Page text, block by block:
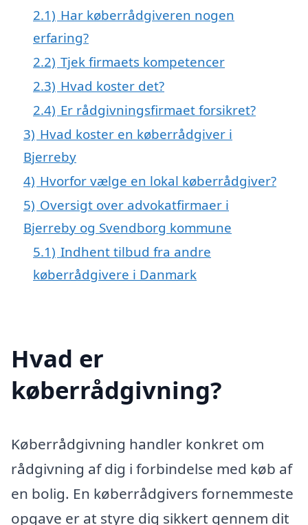
2.1) Har køberrådgiveren nogen
erfaring?
2.2) Tjek firmaets kompetencer
2.3) Hvad koster det?
2.4) Er rådgivningsfirmaet forsikret?
3) Hvad koster en køberrådgiver i
Bjerreby
4) Hvorfor vælge en lokal køberrådgiver?
5) Oversigt over advokatfirmaer i
Bjerreby og Svendborg kommune
5.1) Indhent tilbud fra andre
køberrådgivere i Danmark
Hvad er
køberrådgivning?
Køberrådgivning handler konkret om
rådgivning af dig i forbindelse med køb af
en bolig. En køberrådgivers fornemmeste
opgave er at styre dig sikkert gennem dit